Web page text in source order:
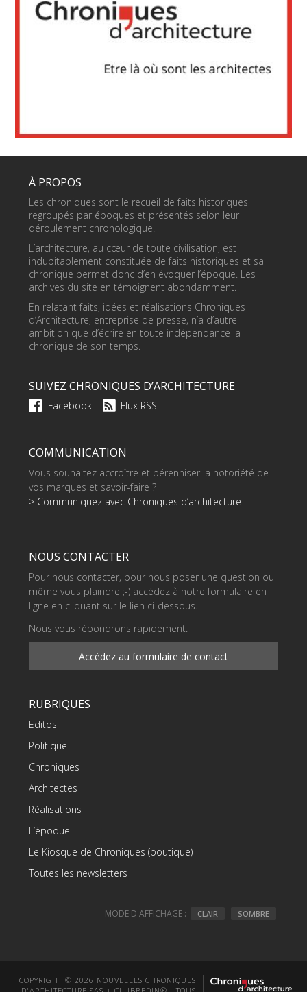
À PROPOS
Les chroniques sont le recueil de faits historiques
regroupés par époques et présentés selon leur
déroulement chronologique.
L’architecture, au cœur de toute civilisation, est
indubitablement constituée de faits historiques et sa
chronique permet donc d’en évoquer l’époque. Les
archives du site en témoignent abondamment.
En relatant faits, idées et réalisations Chroniques
d’Architecture, entreprise de presse, n’a d’autre
ambition que d’écrire en toute indépendance la
chronique de son temps.
SUIVEZ CHRONIQUES D’ARCHITECTURE
Facebook Flux RSS
COMMUNICATION
Vous souhaitez accroître et pérenniser la notoriété de
vos marques et savoir-faire ?
> Communiquez avec Chroniques d’architecture !
NOUS CONTACTER
Pour nous contacter, pour nous poser une question ou
même vous plaindre ;-) accédez à notre formulaire en
ligne en cliquant sur le lien ci-dessous.
Nous vous répondrons rapidement.
Accédez au formulaire de contact
RUBRIQUES
Editos
Politique
Chroniques
Architectes
Réalisations
L’époque
Le Kiosque de Chroniques (boutique)
Toutes les newsletters
MODE D'AFFICHAGE : CLAIR SOMBRE
COPYRIGHT © 2026 NOUVELLES CHRONIQUES